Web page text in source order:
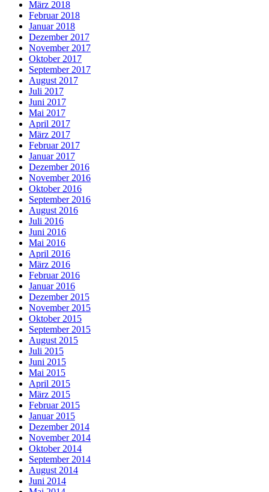
März 2018
Februar 2018
Januar 2018
Dezember 2017
November 2017
Oktober 2017
September 2017
August 2017
Juli 2017
Juni 2017
Mai 2017
April 2017
März 2017
Februar 2017
Januar 2017
Dezember 2016
November 2016
Oktober 2016
September 2016
August 2016
Juli 2016
Juni 2016
Mai 2016
April 2016
März 2016
Februar 2016
Januar 2016
Dezember 2015
November 2015
Oktober 2015
September 2015
August 2015
Juli 2015
Juni 2015
Mai 2015
April 2015
März 2015
Februar 2015
Januar 2015
Dezember 2014
November 2014
Oktober 2014
September 2014
August 2014
Juni 2014